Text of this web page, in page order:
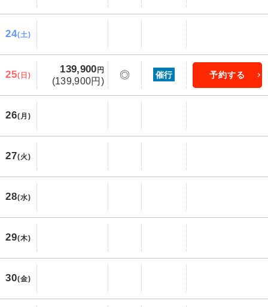
24(土)
25(日)
139,900円
(139,900円)
◎ 催行 予約する
26(月)
27(火)
28(水)
29(木)
30(金)